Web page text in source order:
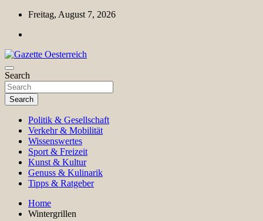
Skip
content
Freitag, August 7, 2026
Gazette Oesterreich
Magazin für Freizeit, Politik, Kultur & Wissenschaft
Search
Search
Politik & Gesellschaft
Verkehr & Mobilität
Wissenswertes
Sport & Freizeit
Kunst & Kultur
Genuss & Kulinarik
Tipps & Ratgeber
Home
Wintergrillen